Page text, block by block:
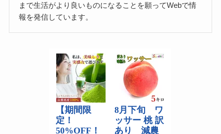
まで生活がより良いものになることを願ってWebで情
報を発信しています。